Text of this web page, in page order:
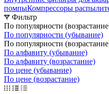
помпыКомпрессоры
Фильтр
По популярности
По популярности (убывание)
По популярности
По алфавиту (убывание)
По алфавиту (возрастание)
По цене (убывание)
По цене (возрастание)